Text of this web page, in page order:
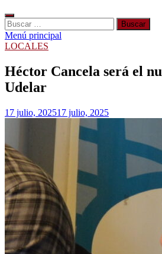
Buscar:
Menú principal
LOCALES
Héctor Cancela será el
Udelar
17 julio, 202517 julio, 2025